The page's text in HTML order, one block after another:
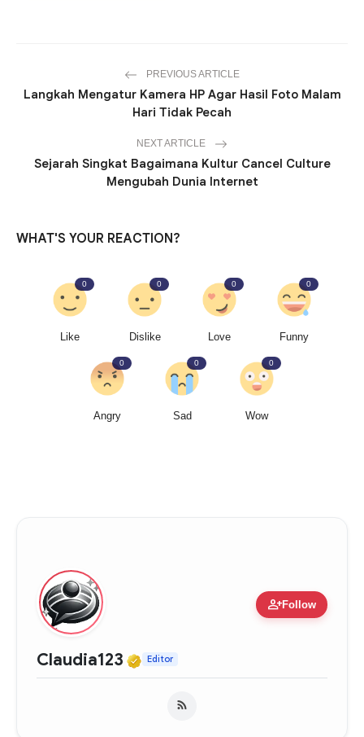
PREVIOUS ARTICLE
Langkah Mengatur Kamera HP Agar Hasil Foto Malam
Hari Tidak Pecah
NEXT ARTICLE
Sejarah Singkat Bagaimana Kultur Cancel Culture
Mengubah Dunia Internet
WHAT'S YOUR REACTION?
Like
0
Dislike
0
Love
0
Funny
0
Angry
0
Sad
0
Wow
0
person_addFollow
Claudia123 Verified Media or
Editor